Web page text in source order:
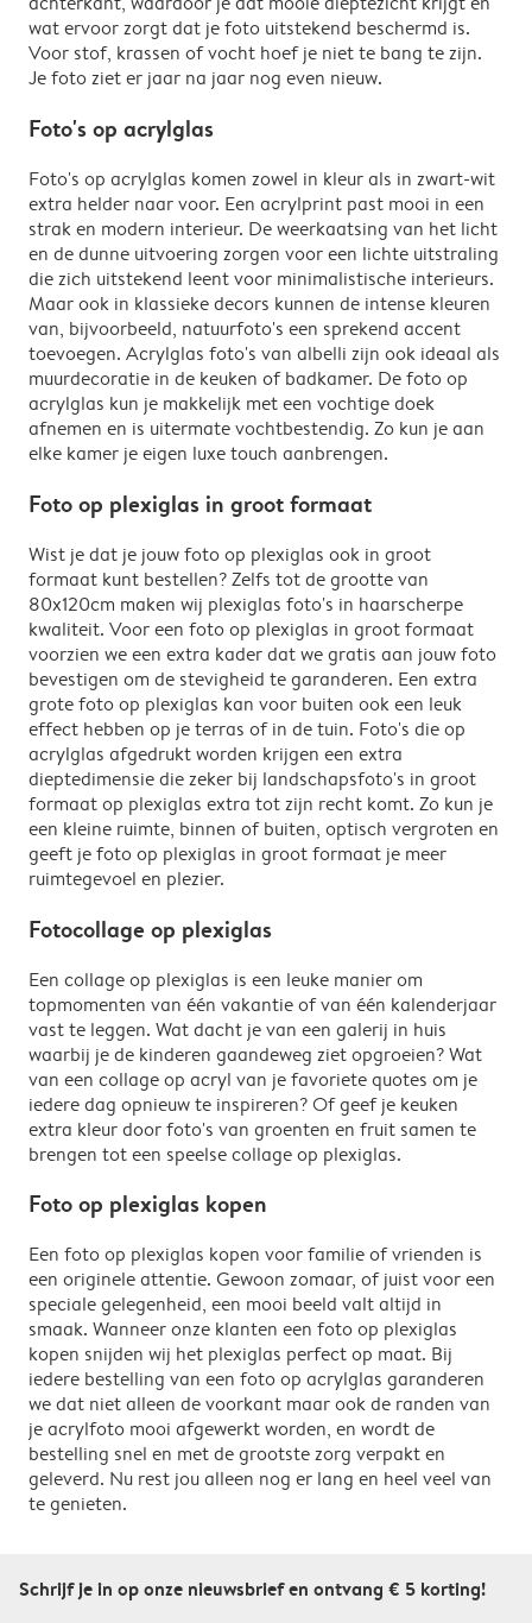
wat ervoor zorgt dat je foto uitstekend beschermd is.
Voor stof, krassen of vocht hoef je niet te bang te zijn.
Je foto ziet er jaar na jaar nog even nieuw.
Foto's op acrylglas
Foto's op acrylglas komen zowel in kleur als in zwart-wit
extra helder naar voor. Een acrylprint past mooi in een
strak en modern interieur. De weerkaatsing van het licht
en de dunne uitvoering zorgen voor een lichte uitstraling
die zich uitstekend leent voor minimalistische interieurs.
Maar ook in klassieke decors kunnen de intense kleuren
van, bijvoorbeeld, natuurfoto's een sprekend accent
toevoegen. Acrylglas foto's van albelli zijn ook ideaal als
muurdecoratie in de keuken of badkamer. De foto op
acrylglas kun je makkelijk met een vochtige doek
afnemen en is uitermate vochtbestendig. Zo kun je aan
elke kamer je eigen luxe touch aanbrengen.
Foto op plexiglas in groot formaat
Wist je dat je jouw foto op plexiglas ook in groot
formaat kunt bestellen? Zelfs tot de grootte van
80x120cm maken wij plexiglas foto's in haarscherpe
kwaliteit. Voor een foto op plexiglas in groot formaat
voorzien we een extra kader dat we gratis aan jouw foto
bevestigen om de stevigheid te garanderen. Een extra
grote foto op plexiglas kan voor buiten ook een leuk
effect hebben op je terras of in de tuin. Foto's die op
acrylglas afgedrukt worden krijgen een extra
dieptedimensie die zeker bij landschapsfoto's in groot
formaat op plexiglas extra tot zijn recht komt. Zo kun je
een kleine ruimte, binnen of buiten, optisch vergroten en
geeft je foto op plexiglas in groot formaat je meer
ruimtegevoel en plezier.
Fotocollage op plexiglas
Een collage op plexiglas is een leuke manier om
topmomenten van één vakantie of van één kalenderjaar
vast te leggen. Wat dacht je van een galerij in huis
waarbij je de kinderen gaandeweg ziet opgroeien? Wat
van een collage op acryl van je favoriete quotes om je
iedere dag opnieuw te inspireren? Of geef je keuken
extra kleur door foto's van groenten en fruit samen te
brengen tot een speelse collage op plexiglas.
Foto op plexiglas kopen
Een foto op plexiglas kopen voor familie of vrienden is
een originele attentie. Gewoon zomaar, of juist voor een
speciale gelegenheid, een mooi beeld valt altijd in
smaak. Wanneer onze klanten een foto op plexiglas
kopen snijden wij het plexiglas perfect op maat. Bij
iedere bestelling van een foto op acrylglas garanderen
we dat niet alleen de voorkant maar ook de randen van
je acrylfoto mooi afgewerkt worden, en wordt de
bestelling snel en met de grootste zorg verpakt en
geleverd. Nu rest jou alleen nog er lang en heel veel van
te genieten.
Schrijf je in op onze nieuwsbrief en ontvang € 5 korting!